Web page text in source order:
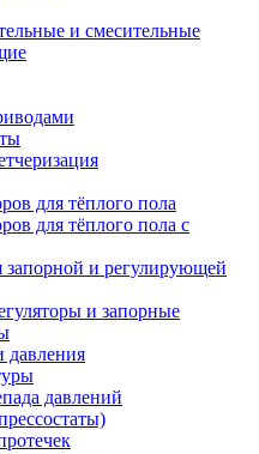
и смесительные
для тёплого пола
для тёплого пола с
и регулирующей
и запорные
давления
давлений